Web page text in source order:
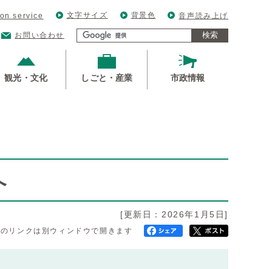
service 文字サイズ 背景色 音声読み上げ
お問い合わせ 検索
観光・文化 しごと・産業 市政情報
[更新日：2026年1月5日]
リンクは別ウィンドウで開きます